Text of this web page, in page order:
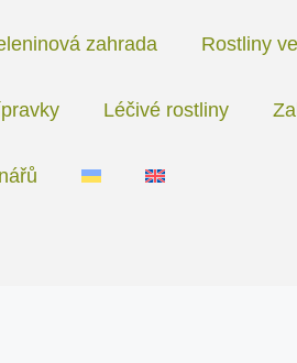
zahrada Rostliny
Léčivé rostliny